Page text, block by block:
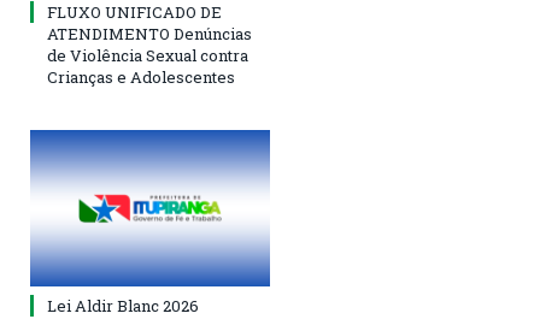
FLUXO UNIFICADO DE
ATENDIMENTO Denúncias
de Violência Sexual contra
Crianças e Adolescentes
Lei Aldir Blanc 2026